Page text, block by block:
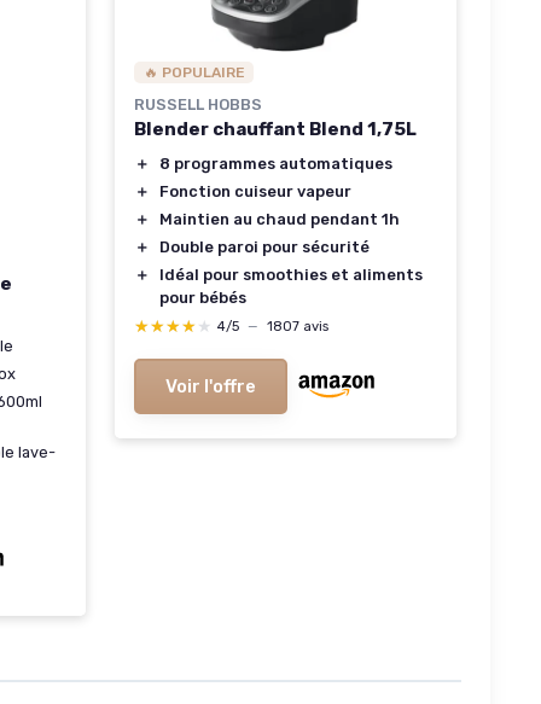
lave-
🔥 POPULAIRE
RUSSELL HOBBS
Blender chauffant Blend 1,75L
＋
8 programmes automatiques
＋
Fonction cuiseur vapeur
＋
Maintien au chaud pendant 1h
＋
Double paroi pour sécurité
＋
Idéal pour smoothies et aliments
pour bébés
★★★★★
★★★★★ 4/5 — 1807 avis
Voir l'offre